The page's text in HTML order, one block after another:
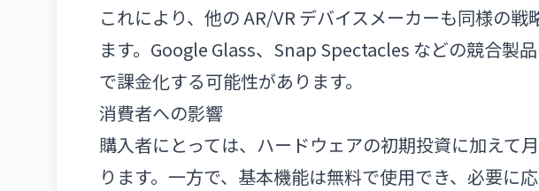
これにより、他の AR/VR デバイスメーカーも同様の
ます。Google Glass、Snap Spectacles などの競合製
で課金化する可能性があります。
消費者への影響
購入者にとっては、ハードウェアの初期投資に加えて
ります。一方で、基本機能は無料で使用でき、必要に